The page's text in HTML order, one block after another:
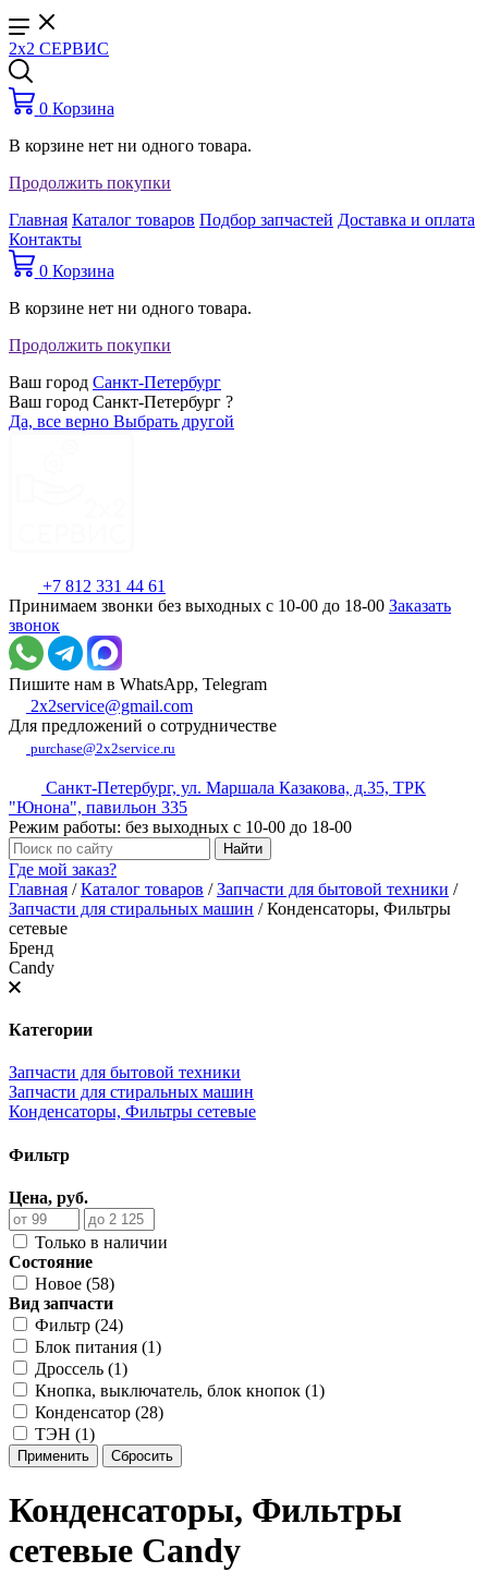
2x2 СЕРВИС
0 Корзина
В корзине нет ни одного товара.
Продолжить покупки
Главная Каталог товаров Подбор запчастей Доставка и оплата
Контакты
0 Корзина
В корзине нет ни одного товара.
Продолжить покупки
Ваш город Санкт-Петербург
Ваш город Санкт-Петербург ?
Да, все верно Выбрать другой
+7 812 331 44 61
Принимаем звонки без выходных с 10-00 до 18-00 Заказать
звонок
Пишите нам в WhatsApp, Telegram
2x2service@gmail.com
Для предложений о сотрудничестве
purchase@2x2service.ru
Санкт-Петербург, ул. Маршала Казакова, д.35, ТРК
"Юнона", павильон 335
Режим работы: без выходных с 10-00 до 18-00
Где мой заказ?
Главная /Каталог товаров /Запчасти для бытовой техники /
Запчасти для стиральных машин /Конденсаторы, Фильтры
сетевые
Бренд
Candy
Категории
Запчасти для бытовой техники
Запчасти для стиральных машин
Конденсаторы, Фильтры сетевые
Фильтр
Цена, руб.
Только в наличии
Состояние
Новое (58)
Вид запчасти
Фильтр (24)
Блок питания (1)
Дроссель (1)
Кнопка, выключатель, блок кнопок (1)
Конденсатор (28)
ТЭН (1)
Применить Сбросить
Конденсаторы, Фильтры
сетевые Candy